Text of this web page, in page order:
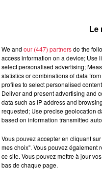
du12
au15 septembre
Le
We and our (447) partnersdo the
access information on a device; Use
select personalised advertising;
statistics or combinations of data
profiles to select personalised
Deliver and present advertising and
data such as IP address and
requested; Use precise geolocation
based on information transmitted
Vous pouvez accepter en cliquant
mes choix". Vous pouvez également
ce site. Vous pouvez mettre à jour
bas de chaque page.